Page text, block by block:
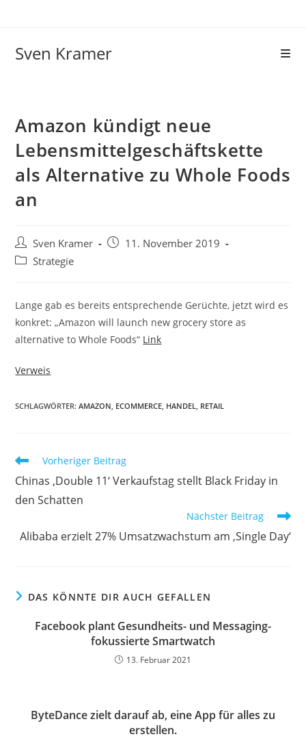
Sven Kramer
Amazon kündigt neue
Lebensmittelgeschäftskette
als Alternative zu Whole Foods
an
Sven Kramer
11. November 2019
Strategie
Lange gab es bereits entsprechende Gerüchte, jetzt wird es
konkret: „Amazon will launch new grocery store as
alternative to Whole Foods“ Link
Verweis
SCHLAGWÖRTER:AMAZON, ECOMMERCE, HANDEL, RETAIL
Vorheriger Beitrag
Chinas ‚Double 11‘ Verkaufstag stellt Black Friday in
den Schatten
Nächster Beitrag
Alibaba erzielt 27% Umsatzwachstum am ‚Single Day‘
DAS KÖNNTE DIR AUCH GEFALLEN
Facebook plant Gesundheits- und Messaging-
fokussierte Smartwatch
13. Februar 2021
ByteDance zielt darauf ab, eine App für alles zu
erstellen.